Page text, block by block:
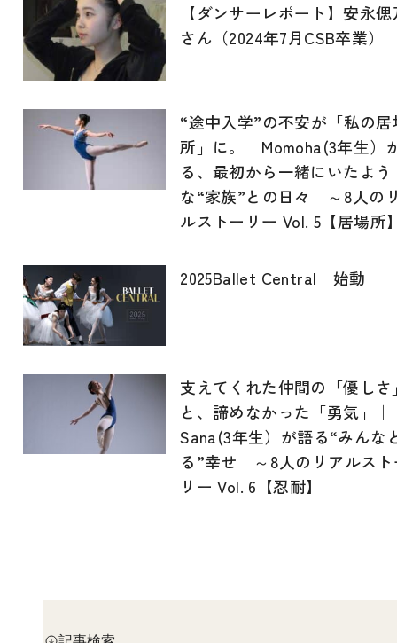
【ダンサーレポート】安永偲
さん（2024年7月CSB卒業）
“途中入学”の不安が「私の居
所」に。｜Momoha(3年生）
る、最初から一緒にいたよう
な“家族”との日々 ～8人の
ルストーリー Vol. 5【居場所
2025Ballet Central 始動
支えてくれた仲間の「優しさ
と、諦めなかった「勇気」｜
Sana(3年生）が語る“みんな
る”幸せ ～8人のリアルスト
リー Vol. 6【忍耐】